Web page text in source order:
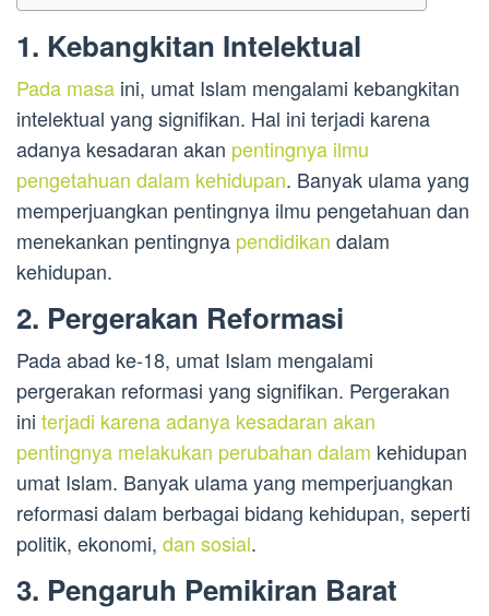
1. Kebangkitan Intelektual
Pada masa ini, umat Islam mengalami kebangkitan
intelektual yang signifikan. Hal ini terjadi karena
adanya kesadaran akan pentingnya ilmu
pengetahuan dalam kehidupan. Banyak ulama yang
memperjuangkan pentingnya ilmu pengetahuan dan
menekankan pentingnya pendidikan dalam
kehidupan.
2. Pergerakan Reformasi
Pada abad ke-18, umat Islam mengalami
pergerakan reformasi yang signifikan. Pergerakan
ini terjadi karena adanya kesadaran akan
pentingnya melakukan perubahan dalam kehidupan
umat Islam. Banyak ulama yang memperjuangkan
reformasi dalam berbagai bidang kehidupan, seperti
politik, ekonomi, dan sosial.
3. Pengaruh Pemikiran Barat